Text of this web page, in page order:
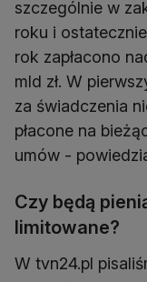
szczególnie w
roku i
rok zapłacono
mld zł. W
za świadczenia
płacone na
umów -
Czy będą
limitowane?
W tvn24.pl